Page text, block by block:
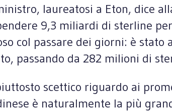
laureatosi a Eton, dice
9,3 miliardi di sterline
col passare dei giorni: è
passando da 282 milioni di
scettico riguardo ai
è naturalmente la più